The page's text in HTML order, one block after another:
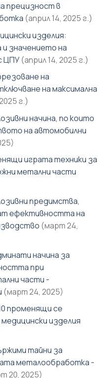
прецизност в
(април 14, 2025 г.)
изделия:
значението на
ЦПУ(април 14, 2025 г.)
на
на максимална
г.)
начина, по които
на автомобилни
играта техники за
метални части
предимства,
ефективността на
(март 24,
начина за
при
части -
(март 24, 2025)
променящи се
изделия
тайни за
металообработка -
20, 2025)